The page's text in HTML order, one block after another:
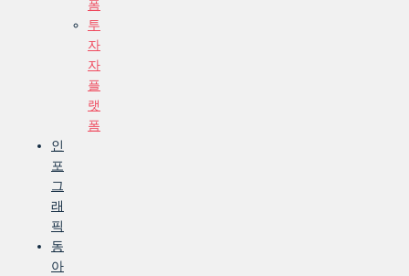
폼
투
자
자
플
랫
폼
인
포
그
래
픽
동
아